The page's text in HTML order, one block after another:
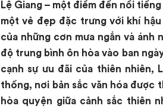
Lệ Giang – một điểm đến nổi
một vẻ đẹp đặc trưng với khí
của những cơn mưa ngắn và ánh
độ trung bình ôn hòa vào ban
cạnh sự ưu đãi của thiên nhiên,
thống, nơi bản sắc văn hóa được
hòa quyện giữa cảnh sắc thiên